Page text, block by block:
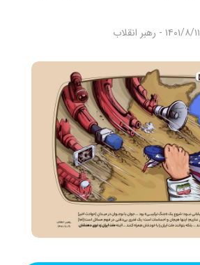
۱۴۰۱/۸/۱۱ - رهبر انقلاب